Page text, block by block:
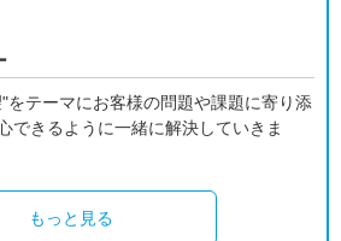
をテーマにお客様の問題や課題に寄り添
できるように一緒に解決していきま
もっと見る